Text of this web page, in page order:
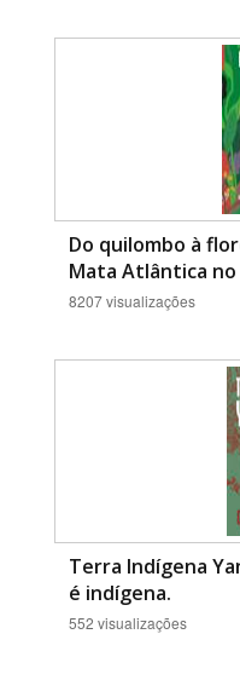
Do quilombo à
Mata Atlântica no
8207 visualizações
Terra Indígena
é indígena.
552 visualizações